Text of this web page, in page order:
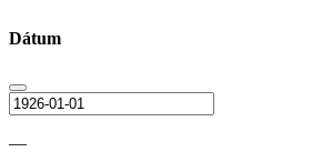
Dátum
—